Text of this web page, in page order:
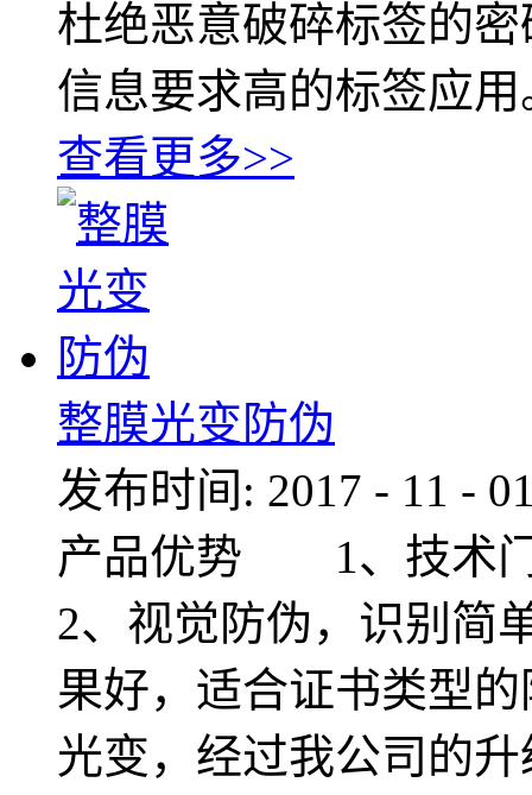
杜绝恶意破碎标签的
信息要求高的标签应用
查看更多>>
整膜光变防伪
发布时间: 2017 - 11 -
产品优势 1、技术
2、视觉防伪，识别
果好，适合证书类型
光变，经过我公司的